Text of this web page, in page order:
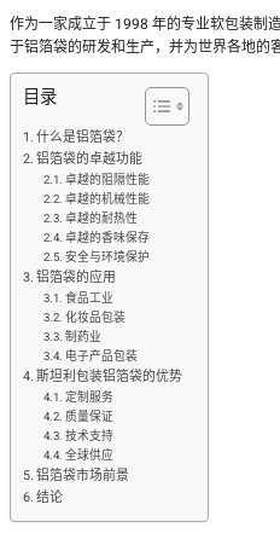
作为一家成立于 1998 年的专业软包装制
于铝箔袋的研发和生产，并为世界各地的
目录
什么是铝箔袋？
铝箔袋的卓越功能
卓越的阻隔性能
卓越的机械性能
卓越的耐热性
卓越的香味保存
安全与环境保护
铝箔袋的应用
食品工业
化妆品包装
制药业
电子产品包装
斯坦利包装铝箔袋的优势
定制服务
质量保证
技术支持
全球供应
铝箔袋市场前景
结论